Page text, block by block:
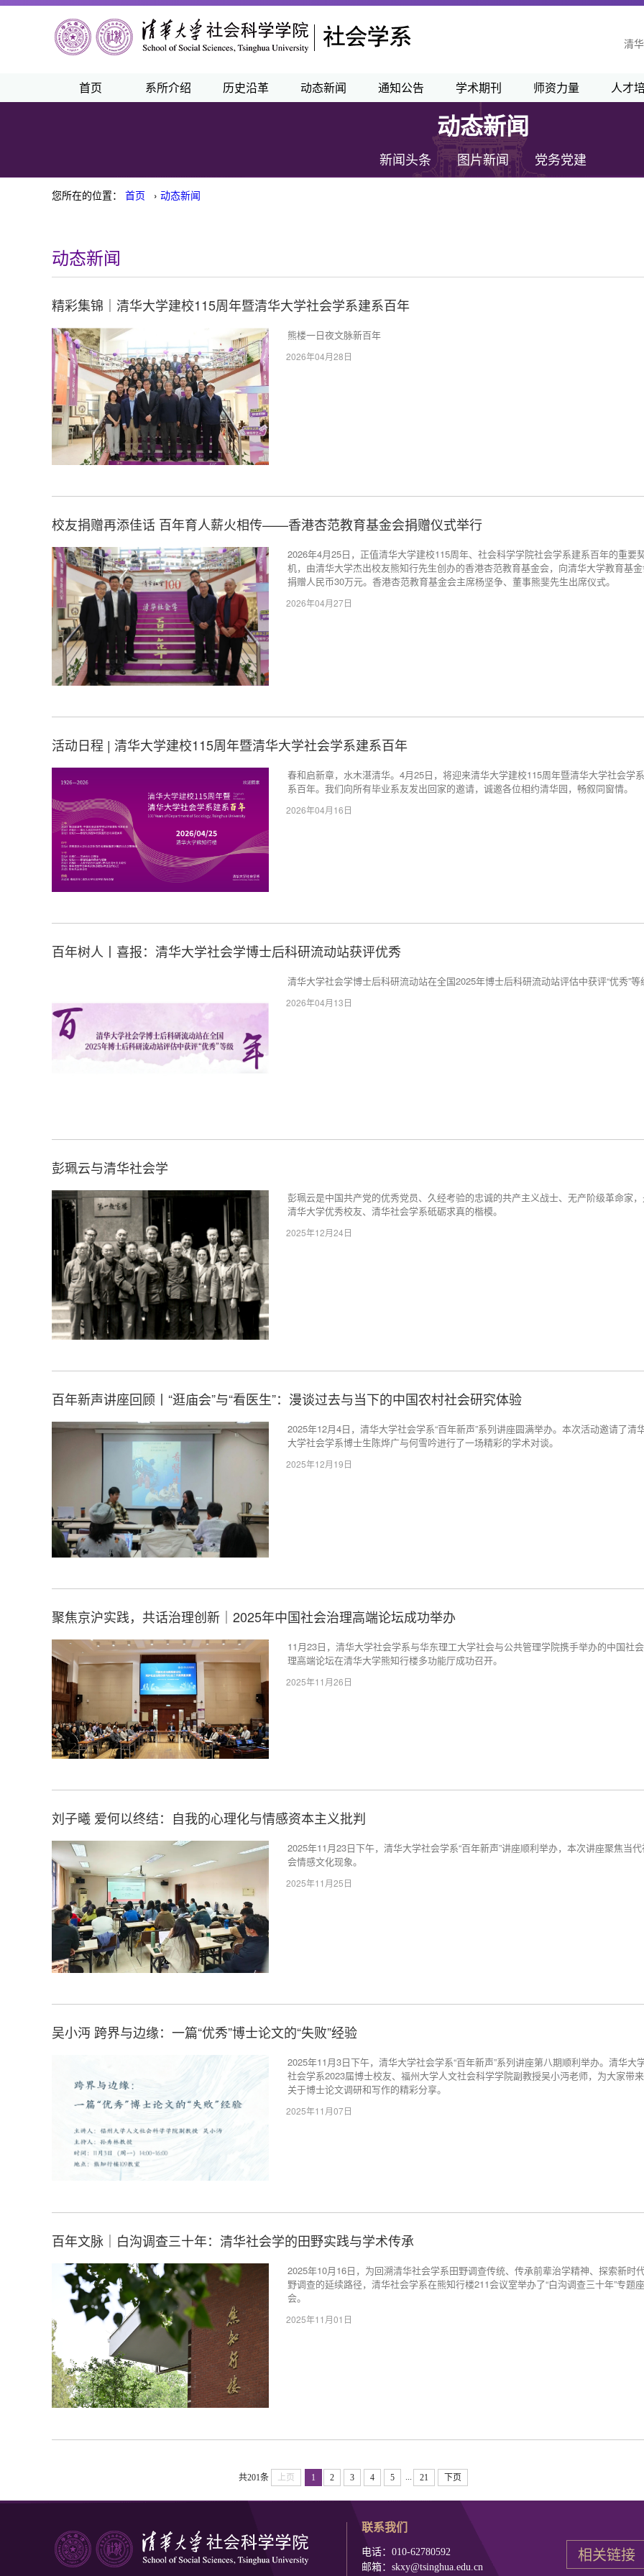
清
首页 系所介绍 历史沿革 动态新闻 通知公告 学术期刊 师资力量 人才
动态新闻
新闻头条 图片新闻 党务党建
您所在的位置： 首页 › 动态新闻
动态新闻
精彩集锦｜清华大学建校115周年暨清华大学社会学系建系百年
熊楼一日夜文脉新百年
2026年04月28日
校友捐赠再添佳话 百年育人薪火相传——香港杏范教育基金会捐赠仪式举行
2026年4月25日，正值清华大学建校115周年、社会科学学院社会学系建系百年的重要
机，由清华大学杰出校友熊知行先生创办的香港杏范教育基金会，向清华大学教育基
捐赠人民币30万元。香港杏范教育基金会主席杨坚争、董事熊斐先生出席仪式。
2026年04月27日
活动日程 | 清华大学建校115周年暨清华大学社会学系建系百年
春和启新章，水木湛清华。4月25日，将迎来清华大学建校115周年暨清华大学社会学
系百年。我们向所有毕业系友发出回家的邀请，诚邀各位相约清华园，畅叙同窗情。
2026年04月16日
百年树人丨喜报：清华大学社会学博士后科研流动站获评优秀
清华大学社会学博士后科研流动站在全国2025年博士后科研流动站评估中获评“优秀”等
2026年04月13日
彭珮云与清华社会学
彭珮云是中国共产党的优秀党员、久经考验的忠诚的共产主义战士、无产阶级革命家
清华大学优秀校友、清华社会学系砥砺求真的楷模。
2025年12月24日
百年新声讲座回顾丨“逛庙会”与“看医生”：漫谈过去与当下的中国农村社会研究体验
2025年12月4日，清华大学社会学系“百年新声”系列讲座圆满举办。本次活动邀请了清
大学社会学系博士生陈烨广与何雪吟进行了一场精彩的学术对谈。
2025年12月19日
聚焦京沪实践，共话治理创新｜2025年中国社会治理高端论坛成功举办
11月23日，清华大学社会学系与华东理工大学社会与公共管理学院携手举办的中国社
理高端论坛在清华大学熊知行楼多功能厅成功召开。
2025年11月26日
刘子曦 爱何以终结：自我的心理化与情感资本主义批判
2025年11月23日下午，清华大学社会学系“百年新声”讲座顺利举办，本次讲座聚焦当
会情感文化现象。
2025年11月25日
​吴小沔 跨界与边缘：一篇“优秀”博士论文的“失败”经验
2025年11月3日下午，清华大学社会学系“百年新声”系列讲座第八期顺利举办。清华大
社会学系2023届博士校友、福州大学人文社会科学学院副教授吴小沔老师，为大家带
关于博士论文调研和写作的精彩分享。
2025年11月07日
百年文脉｜白沟调查三十年：清华社会学的田野实践与学术传承
2025年10月16日，为回溯清华社会学系田野调查传统、传承前辈治学精神、探索新时
野调查的延续路径，清华社会学系在熊知行楼211会议室举办了“白沟调查三十年”专题
会。
2025年11月01日
共201条 上页 1 2 3 4 5 21 下页
联系我们
电话：010-62780592
邮箱：skxy@tsinghua.edu.cn